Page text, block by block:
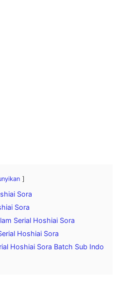
Sora
Sora
Serial Hoshiai Sora
Hoshiai Sora
Hoshiai Sora Batch Sub Indo